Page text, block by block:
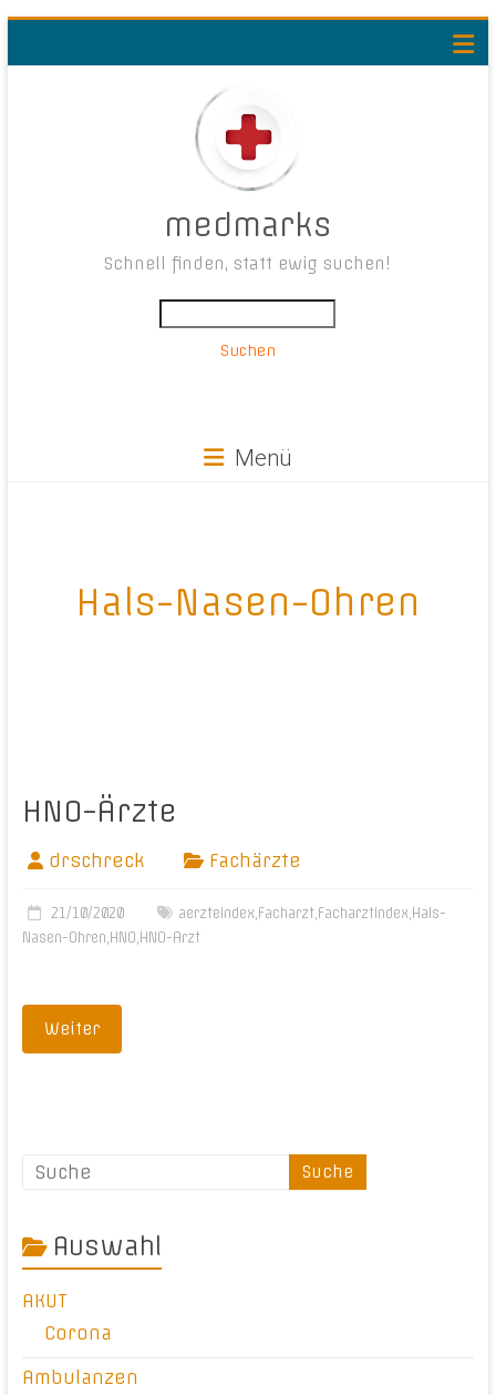
medmarks
Schnell finden, statt ewig suchen!
Suchen
Menü
Hals-Nasen-Ohren
HNO-Ärzte
drschreck Fachärzte
21/10/2020 aerzteindex,Facharzt,Facharztindex, Hals-
Nasen-Ohren, HNO, HNO-Arzt
Weiter
Auswahl
AKUT
Corona
Ambulanzen